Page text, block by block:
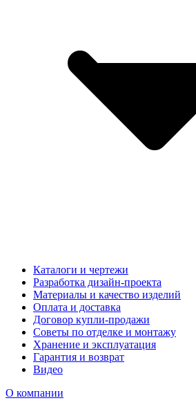
Каталоги и чертежи
Разработка дизайн-проекта
Материалы и качество изделий
Оплата и доставка
Договор купли-продажи
Советы по отделке и монтажу
Хранение и эксплуатация
Гарантия и возврат
Видео
О компании